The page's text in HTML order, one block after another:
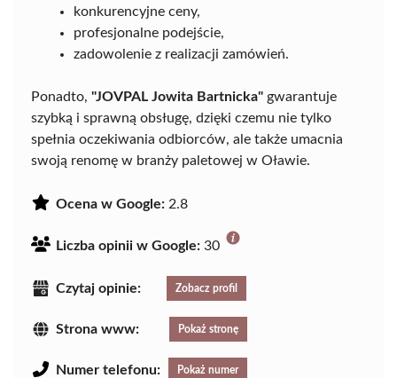
konkurencyjne ceny,
profesjonalne podejście,
zadowolenie z realizacji zamówień.
Ponadto, "JOVPAL Jowita Bartnicka" gwarantuje
szybką i sprawną obsługę, dzięki czemu nie tylko
spełnia oczekiwania odbiorców, ale także umacnia
swoją renomę w branży paletowej w Oławie.
Ocena w Google: 2.8
Liczba opinii w Google: 30
Czytaj opinie: Zobacz profil
Strona www: Pokaż stronę
Numer telefonu: Pokaż numer